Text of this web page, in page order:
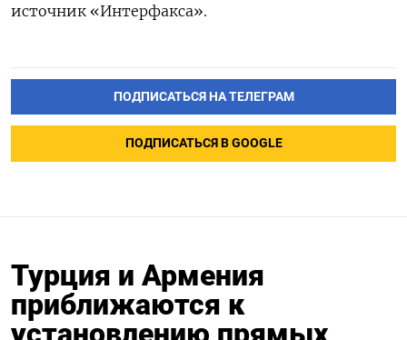
источник «Интерфакса».
ПОДПИСАТЬСЯ НА ТЕЛЕГРАМ
ПОДПИСАТЬСЯ В GOOGLE
Турция и Армения
приближаются к